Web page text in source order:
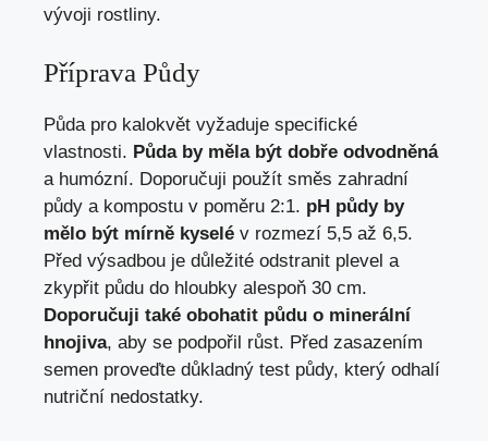
vývoji rostliny.
Příprava Půdy
Půda pro kalokvět vyžaduje specifické
vlastnosti. Půda by měla být dobře odvodněná
a humózní. Doporučuji použít směs zahradní
půdy a kompostu v poměru 2:1. pH půdy by
mělo být mírně kyselé v rozmezí 5,5 až 6,5.
Před výsadbou je důležité odstranit plevel a
zkypřit půdu do hloubky alespoň 30 cm.
Doporučuji také obohatit půdu o minerální
hnojiva, aby se podpořil růst. Před zasazením
semen proveďte důkladný test půdy, který odhalí
nutriční nedostatky.